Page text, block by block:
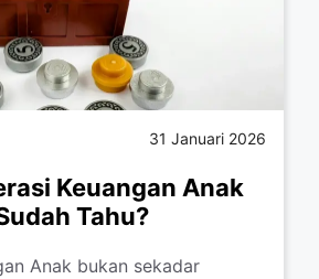
31 Januari 2026
Keuangan Anak
Tahu?
Anak bukan sekadar